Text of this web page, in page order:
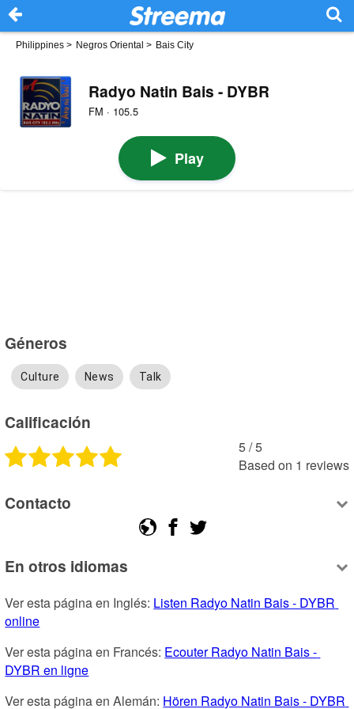
Philippines > Negros Oriental > Bais City
Radyo Natin Bais - DYBR
FM · 105.5
Play
Géneros
Culture News Talk
Calificación
5 /5
Based on 1 reviews
Contacto
En otros idiomas
Ver esta página en Inglés: Listen Radyo Natin Bais - DYBR
online
Ver esta página en Francés: Ecouter Radyo Natin Bais -
DYBR en ligne
Ver esta página en Alemán: Hören Radyo Natin Bais - DYBR